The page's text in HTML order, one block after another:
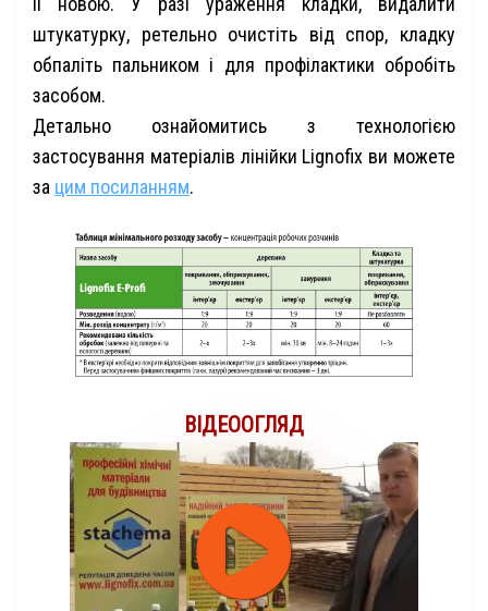
штукатурку, ретельно очистіть від спор, кладку
обпаліть пальником і для профілактики обробіть
засобом.
Детально ознайомитись з технологією
застосування матеріалів лінійки Lignofix ви можете
за цим посиланням.
ВІДЕООГЛЯД